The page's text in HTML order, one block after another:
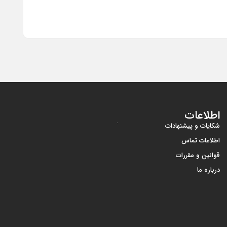
اطلاعات
شکایات و پیشنهادات
اطلاعات تماس
قوانین و مقررات
درباره ما